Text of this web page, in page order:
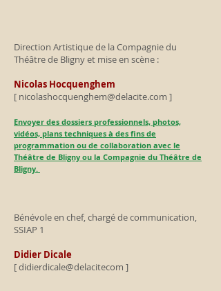
Direction Artistique de la Compagnie du
Théâtre de Bligny et mise en scène :
Nicolas Hocquenghem
[ nicolashocquenghem@delacite.com ]
Envoyer des dossiers professionnels, photos,
vidéos, plans techniques à des fins de
programmation ou de collaboration avec le
Théâtre de Bligny ou la Compagnie du Théâtre de
Bligny.
Bénévole en chef, chargé de communication,
SSIAP 1
Didier Dicale
[ didierdicale@delacitecom ]